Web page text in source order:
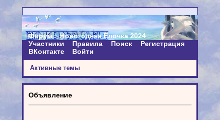
Форум
Новогодняя Ёлочка 2024
Участники
Правила Поиск
Регистрация
ВКонтакте
Войти
Активные темы
Объявление